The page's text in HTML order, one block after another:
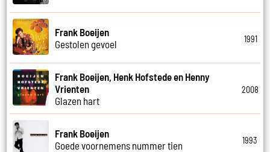
Frank Boeijen
Gestolen gevoel
1991
Frank Boeijen, Henk Hofstede en Henny
Vrienten
Glazen hart
2008
Frank Boeijen
Goede voornemens nummer tien
1993